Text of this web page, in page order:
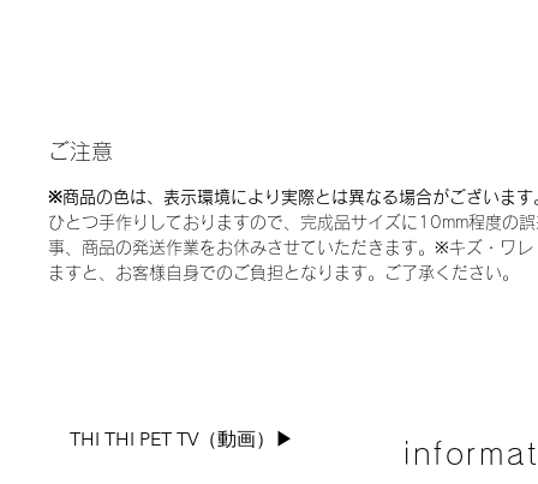
ご注意
※商品の色は、表示環境により実際とは異なる場合がございます
ひとつ手作りしておりますので、完成品サイズに10mm程度の
事、商品の発送作業をお休みさせていただきます。※キズ・ワ
ますと、お客様自身でのご負担となります。ご了承ください。
THI THI PET TV（動画）▶︎